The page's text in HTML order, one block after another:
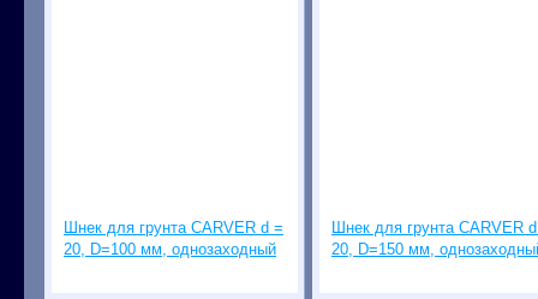
Шнек для грунта CARVER d =
20, D=100 мм, однозаходный
Шнек для грунта CARVER
20, D=150 мм,